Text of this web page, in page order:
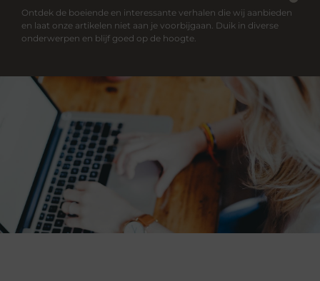
Ontdek de boeiende en interessante verhalen die wij aanbieden
en laat onze artikelen niet aan je voorbijgaan. Duik in diverse
onderwerpen en blijf goed op de hoogte.